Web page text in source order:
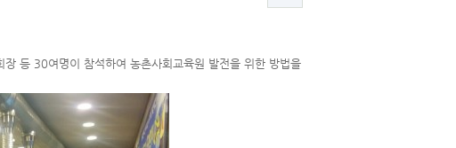
등 30여명이 참석하여 농촌사회교육원 발전을 위한 방법을